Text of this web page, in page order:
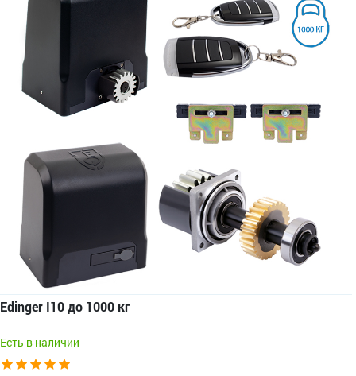
Edinger I10 до 1000 кг
Есть в наличии